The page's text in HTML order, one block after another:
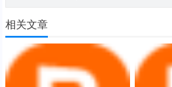
相关文章